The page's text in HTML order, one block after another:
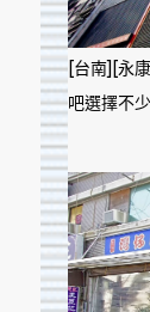
[台南][永
吧選擇不